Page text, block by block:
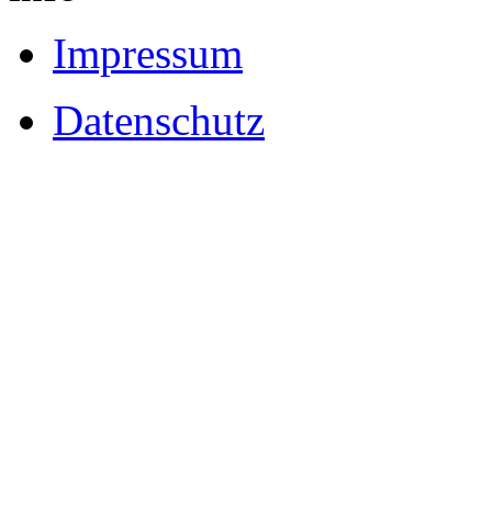
Impressum
Datenschutz